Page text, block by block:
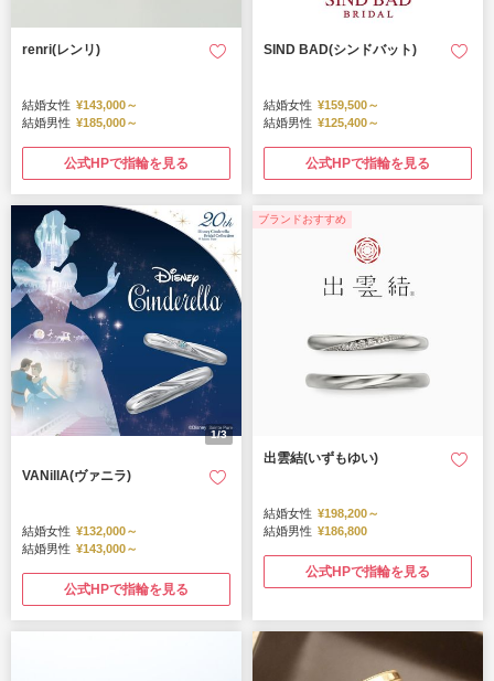
renri(レンリ)
結婚女性 ¥143,000～
結婚男性 ¥185,000～
公式HPで指輪を見る
SIND BAD(シンドバット)
結婚女性 ¥159,500～
結婚男性 ¥125,400～
公式HPで指輪を見る
1/3
VANillA(ヴァニラ)
結婚女性 ¥132,000～
結婚男性 ¥143,000～
公式HPで指輪を見る
ブランドおすすめ
出雲結(いずもゆい)
結婚女性 ¥198,200～
結婚男性 ¥186,800
公式HPで指輪を見る